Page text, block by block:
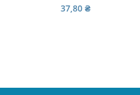
37,80 ₴